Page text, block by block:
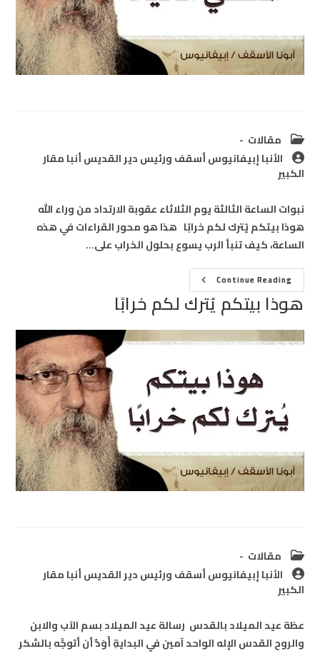
Post
category:
مقالات
Post
author:
الأنبا إبيفانيوس أسقف ورئيس دير القديس أنبا مقار
الكبير
نبوات الساعة الثالثة يوم الثلاثاء عقوبة الارتداد من وراء الله
هوذا بيتكم يُترك لكم خرابًا هذا هو محور القراءات في هذه
الساعة، كيف تنبأ الرب يسوع بحلول الخراب على…
Continue Readingهوذا
بيتكم
يُترك
لكم
هوذا بيتكم يُترك لكم خرابًا
Post
category:
مقالات
Post
author:
الأنبا إبيفانيوس أسقف ورئيس دير القديس أنبا مقار
الكبير
عظة عيد الميلاد بالقدس رسالة عيد الميلاد بسم الآب والابن
والروح القدس الإله الواحد آمين في البدايةِ أَوَدُّ أن أتوجَّه بالشكر